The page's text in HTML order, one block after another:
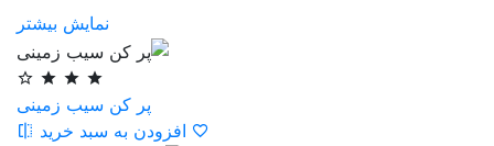
نمایش بیشتر
پر کن سیب زمینی
افزودن به سبد خرید